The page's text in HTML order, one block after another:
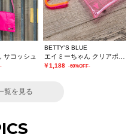
サコッシュ
BETTY'S BLUE
￥1,188 -60%OFF-
覧を見る